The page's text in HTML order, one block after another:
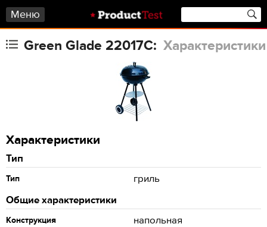
Меню
Green Glade 22017C: Характеристики
Характеристики
Тип
Тип
гриль
Общие характеристики
Конструкция напольная